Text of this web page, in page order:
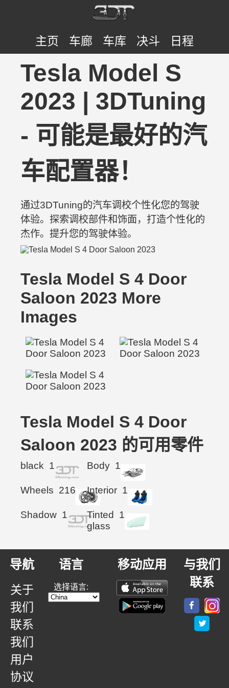
主页 车廊 车库 决斗 日程
Tesla Model S
2023 | 3DTuning
- 可能是最好的汽
车配置器！
通过3DTuning的汽车调校个性化您的驾驶
体验。探索调校部件和饰面，打造个性化的
杰作。提升您的驾驶体验。
Tesla Model S 4 Door
Saloon 2023 More
Images
Tesla Model S 4 Door
Saloon 2023 的可用零件
black 1 Body 1
Wheels 216 Interior 1
Shadow 1
Tinted
glass
1
导航
关于
我们
联系
我们
用户
协议
语言
选择语言:
移动应用
与我们
联系